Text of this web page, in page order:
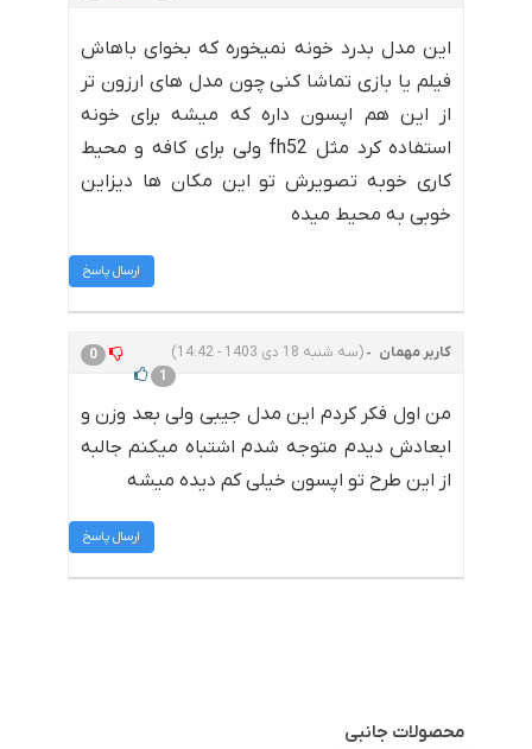
این مدل بدرد خونه نمیخوره که بخوای باهاش
فیلم یا بازی تماشا کنی چون مدل های ارزون تر
از این هم اپسون داره که میشه برای خونه
استفاده کرد مثل fh52 ولی برای کافه و محیط
کاری خوبه تصویرش تو این مکان ها دیزاین
خوبی به محیط میده
ارسال پاسخ
کاربر مهمان (سه شنبه 18 دی 1403 - 14:42)
0
1
من اول فکر کردم این مدل جیبی ولی بعد وزن و
ابعادش دیدم متوجه شدم اشتباه میکنم جالبه
از این طرح تو اپسون خیلی کم دیده میشه
ارسال پاسخ
محصولات جانبی